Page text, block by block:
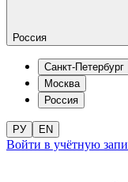
Россия
Санкт-Петербург
Москва
Россия
РУ EN
Войти в учётную